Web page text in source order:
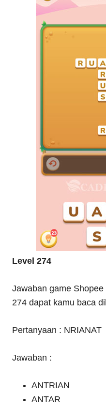
Level 274
Jawaban game Shopee
274 dapat kamu baca
Pertanyaan : NRIANAT
Jawaban :
ANTRIAN
ANTAR